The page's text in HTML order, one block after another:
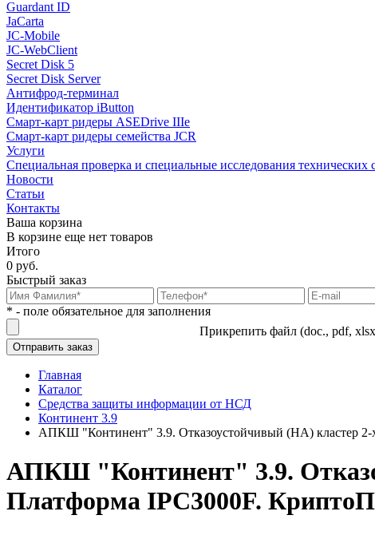
Guardant ID
JaCarta
JC-Mobile
JC-WebClient
Secret Disk 5
Secret Disk Server
Антифрод-терминал
Идентификатор iButton
Смарт-карт ридеры ASEDrive IIIe
Смарт-карт ридеры семейства JCR
Услуги
Специальная проверка и специальные исследования технических
Новости
Статьи
Контакты
Ваша корзина
В корзине еще нет товаров
Итого
0 руб.
Быстрый заказ
* - поле обязательное для заполнения
Прикрепить файл (doc., pdf,
Главная
Каталог
Средства защиты информации от НСД
Континент 3.9
АПКШ "Континент" 3.9. Отказоустойчивый (HA) кластер
АПКШ "Континент" 3.9.
Платформа IPC3000F.